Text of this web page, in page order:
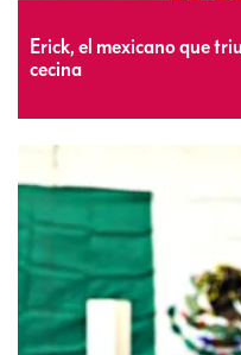
Erick, el mexicano que
cecina